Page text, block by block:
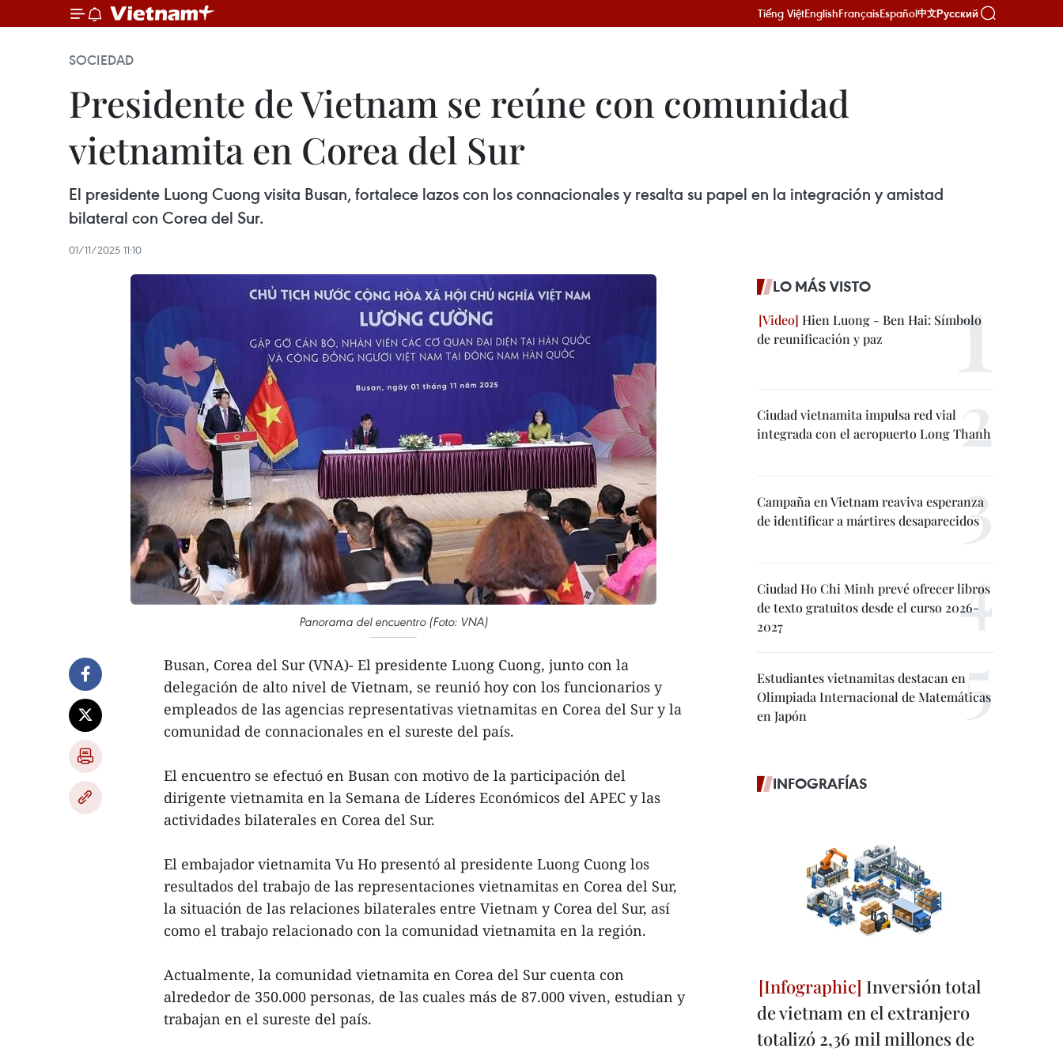
Tiếng ViệtEnglishFrançaisEspañol中文Русский
SOCIEDAD
Presidente de Vietnam se reúne con comunidad
vietnamita en Corea del Sur
El presidente Luong Cuong visita Busan, fortalece lazos con los connacionales y resalta su papel en la integración y amistad
bilateral con Corea del Sur.
01/11/2025 11:10
Panorama del encuentro (Foto: VNA)
Busan, Corea del Sur (VNA)- El presidente Luong Cuong, junto con la
delegación de alto nivel de Vietnam, se reunió hoy con los funcionarios y
empleados de las agencias representativas vietnamitas en Corea del Sur y la
comunidad de connacionales en el sureste del país.
El encuentro se efectuó en Busan con motivo de la participación del
dirigente vietnamita en la Semana de Líderes Económicos del APEC y las
actividades bilaterales en Corea del Sur.
El embajador vietnamita Vu Ho presentó al presidente Luong Cuong los
resultados del trabajo de las representaciones vietnamitas en Corea del Sur,
la situación de las relaciones bilaterales entre Vietnam y Corea del Sur, así
como el trabajo relacionado con la comunidad vietnamita en la región.
Actualmente, la comunidad vietnamita en Corea del Sur cuenta con
alrededor de 350.000 personas, de las cuales más de 87.000 viven, estudian y
trabajan en el sureste del país.
LO MÁS VISTO
Hien Luong - Ben Hai: Símbolo
de reunificación y paz
Ciudad vietnamita impulsa red vial
integrada con el aeropuerto Long Thanh
Campaña en Vietnam reaviva esperanza
de identificar a mártires desaparecidos
Ciudad Ho Chi Minh prevé ofrecer libros
de texto gratuitos desde el curso 2026-
2027
Estudiantes vietnamitas destacan en
Olimpiada Internacional de Matemáticas
en Japón
INFOGRAFÍAS
Inversión total
de vietnam en el extranjero
totalizó 2,36 mil millones de